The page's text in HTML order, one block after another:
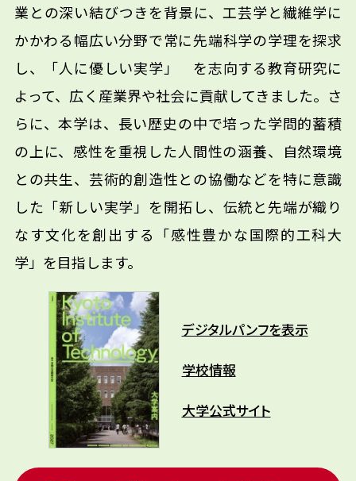
業との深い結びつきを背景に、工芸学と繊維学に
かかわる幅広い分野で常に先端科学の学理を探求
し、「人に優しい実学」 を志向する教育研究に
よって、広く産業界や社会に貢献してきました。さ
らに、本学は、長い歴史の中で培った学問的蓄積
の上に、感性を重視した人間性の涵養、自然環境
との共生、芸術的創造性との協働などを特に意識
した「新しい実学」を開拓し、伝統と先端が織り
なす文化を創出する「感性豊かな国際的工科大
学」を目指します。
デジタルパンフを表示
学校情報
大学公式サイト